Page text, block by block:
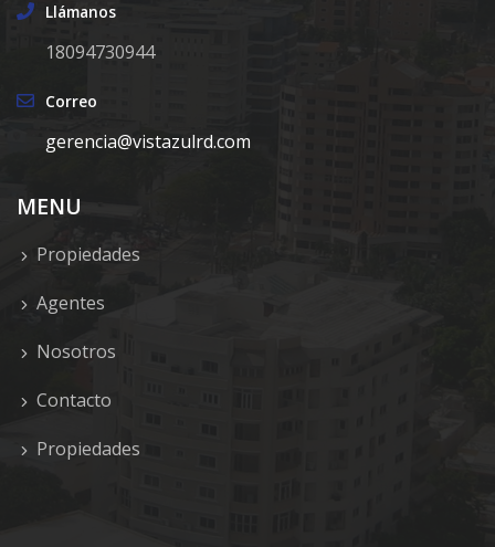
Llámanos
18094730944
Correo
gerencia@vistazulrd.com
MENU
Propiedades
Agentes
Nosotros
Contacto
Propiedades